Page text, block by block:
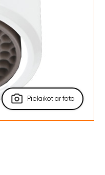
Pielaikot ar foto